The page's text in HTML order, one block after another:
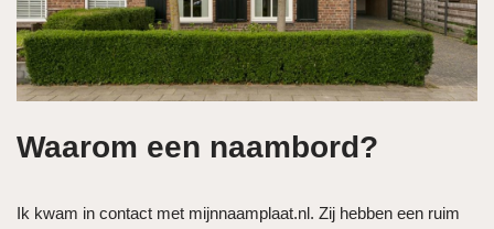
Waarom een naambord?
Ik kwam in contact met mijnnaamplaat.nl. Zij hebben een ruim